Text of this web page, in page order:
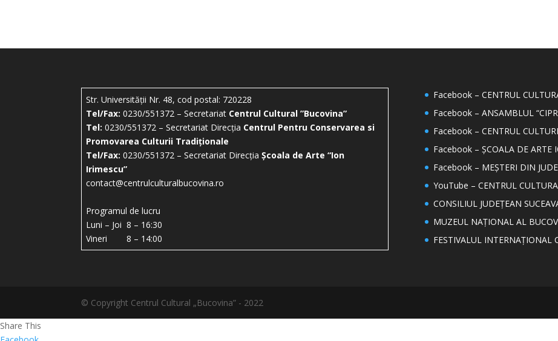
Str. Universității Nr. 48, cod postal: 720228
Tel/Fax: 0230/551372 – Secretariat Centrul Cultural ”Bucovina”
Tel: 0230/551372 – Secretariat Direcția Centrul Pentru Conservarea si
Promovarea Culturii Tradiționale
Tel/Fax: 0230/551372 – Secretariat DirecțiaȘcoala de Arte “Ion
Irimescu”
contact@centrulculturalbucovina.ro
Programul de lucru
Luni – Joi 8 – 16:30
Vineri 8 – 14:00
Facebook – CENTRUL
Facebook – ANSAMBLUL
Facebook – CENTRUL
Facebook – ȘCOALA DE ARTE
Facebook – MEȘTERI DIN
YouTube – CENTRUL
CONSILIUL JUDEȚEAN
MUZEUL NAȚIONAL AL
FESTIVALUL INTERNAȚIONAL
© Copyright Centrul Cultural „Bucovina” - 2022
Share This